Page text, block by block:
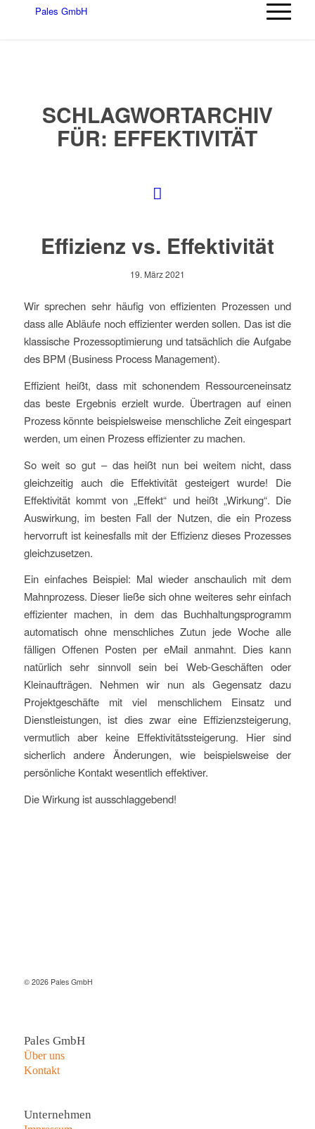
SCHLAGWORTARCHIV
FÜR: EFFEKTIVITÄT
Effizienz vs. Effektivität
19. März 2021
Wir sprechen sehr häufig von effizienten Prozessen und
dass alle Abläufe noch effizienter werden sollen. Das ist die
klassische Prozessoptimierung und tatsächlich die Aufgabe
des BPM (Business Process Management).
Effizient heißt, dass mit schonendem Ressourceneinsatz
das beste Ergebnis erzielt wurde. Übertragen auf einen
Prozess könnte beispielsweise menschliche Zeit eingespart
werden, um einen Prozess effizienter zu machen.
So weit so gut – das heißt nun bei weitem nicht, dass
gleichzeitig auch die Effektivität gesteigert wurde! Die
Effektivität kommt von „Effekt“ und heißt „Wirkung“. Die
Auswirkung, im besten Fall der Nutzen, die ein Prozess
hervorruft ist keinesfalls mit der Effizienz dieses Prozesses
gleichzusetzen.
Ein einfaches Beispiel: Mal wieder anschaulich mit dem
Mahnprozess. Dieser ließe sich ohne weiteres sehr einfach
effizienter machen, in dem das Buchhaltungsprogramm
automatisch ohne menschliches Zutun jede Woche alle
fälligen Offenen Posten per eMail anmahnt. Dies kann
natürlich sehr sinnvoll sein bei Web-Geschäften oder
Kleinaufträgen. Nehmen wir nun als Gegensatz dazu
Projektgeschäfte mit viel menschlichem Einsatz und
Dienstleistungen, ist dies zwar eine Effizienzsteigerung,
vermutlich aber keine Effektivitätssteigerung. Hier sind
sicherlich andere Änderungen, wie beispielsweise der
persönliche Kontakt wesentlich effektiver.
Die Wirkung ist ausschlaggebend!
© 2026 Pales GmbH
Pales GmbH
Über uns
Kontakt
Unternehmen